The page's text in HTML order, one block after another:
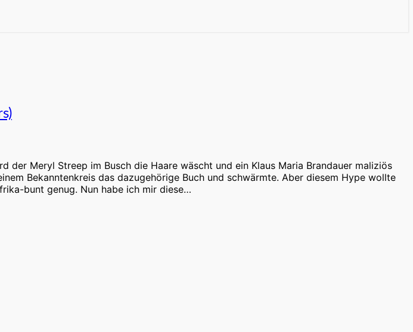
Meryl Streep im Busch die Haare wäscht und ein Klaus Maria Brandauer maliziös
Bekanntenkreis das dazugehörige Buch und schwärmte. Aber diesem Hype wollte
bunt genug. Nun habe ich mir diese…